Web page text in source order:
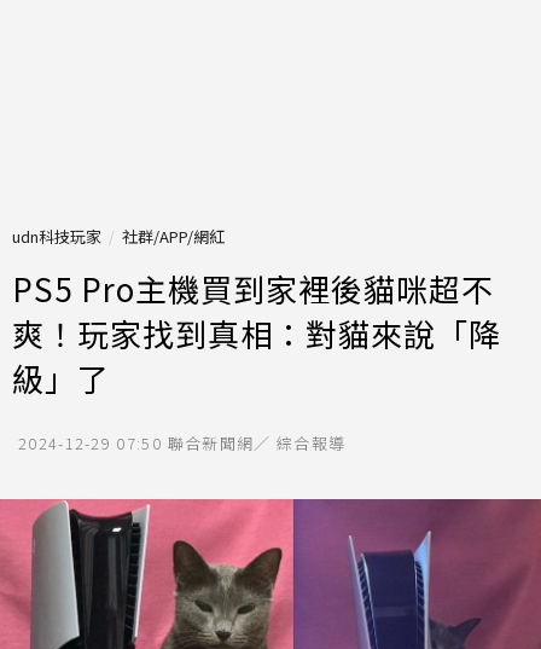
udn科技玩家 社群/APP/網紅
PS5 Pro主機買到家裡後貓咪超不
爽！玩家找到真相：對貓來說「降
級」了
2024-12-29 07:50 聯合新聞網／ 綜合報導